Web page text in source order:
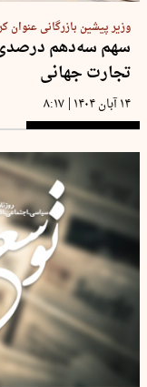
وزیر پیشین بازرگانی عنوان
تجارت جهانی
۱۴ آبان ۱۴۰۴ | ۸:۱۷